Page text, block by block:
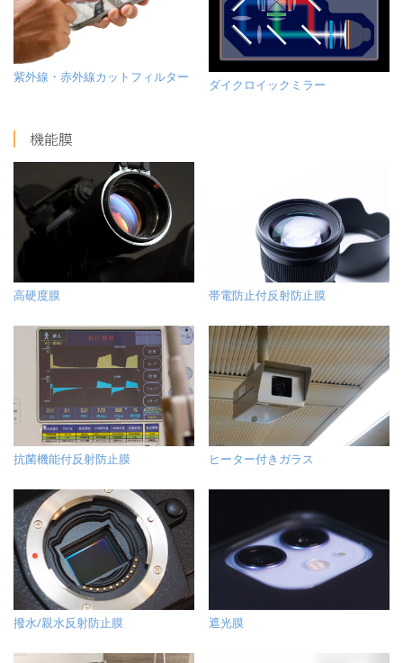
紫外線・赤外線カットフィルター
ダイクロイックミラー
機能膜
高硬度膜 帯電防止付反射防止膜
抗菌機能付反射防止膜 ヒーター付きガラス
撥水/親水反射防止膜 遮光膜